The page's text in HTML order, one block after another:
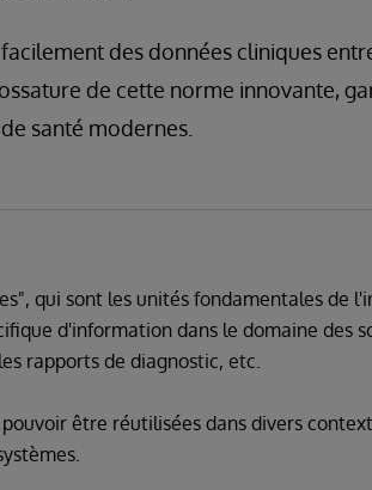
des données cliniques
de cette norme innovante,
santé modernes.
qui sont les unités fondamentales de
d'information dans le domaine des
rapports de diagnostic, etc.
être réutilisées dans divers